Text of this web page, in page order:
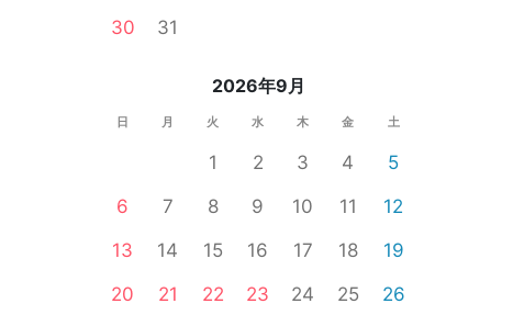
30
31
2026年9月
日 月 火 水 木 金 土
1 2 3 4
5
6
7 8 9 10 11
12
13
14 15 16 17 18
19
20
21 22 23 24 25
26